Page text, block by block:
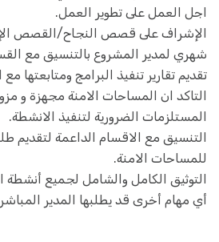
اجل العمل على تطوير العمل.
الإشراف على قصص النجاح/القصص
شهري لمدير المشروع بالتنسيق مع
تقديم تقارير تنفيذ البرامج ومتابعتها
التاكد ان المساحات الامنة مجهزة و
المستلزمات الضرورية لتنفيذ الانشطة.
التنسيق مع الاقسام الداعمة لتقديم
للمساحات الامنة.
التوثيق الكامل والشامل لجميع أنشطة
أي مهام أخرى قد يطلبها المدير